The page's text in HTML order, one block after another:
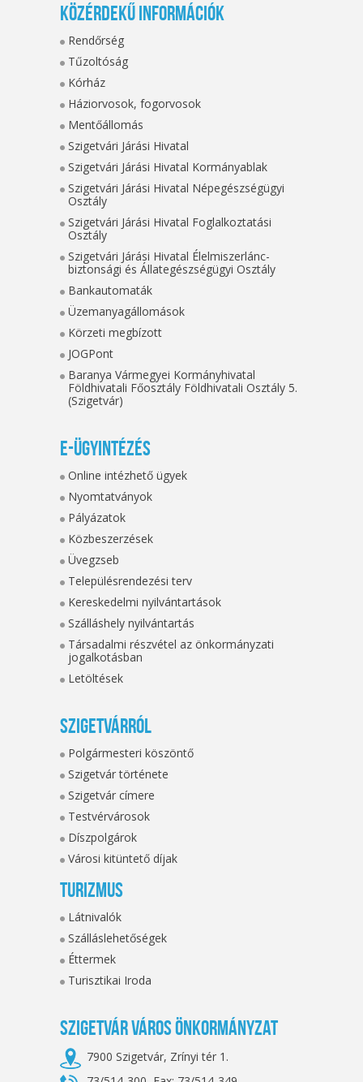
Közérdekű információk
Rendőrség
Tűzoltóság
Kórház
Háziorvosok, fogorvosok
Mentőállomás
Szigetvári Járási Hivatal
Szigetvári Járási Hivatal Kormányablak
Szigetvári Járási Hivatal Népegészségügyi
Osztály
Szigetvári Járási Hivatal Foglalkoztatási
Osztály
Szigetvári Járási Hivatal Élelmiszerlánc-
biztonsági és Állategészségügyi Osztály
Bankautomaták
Üzemanyagállomások
Körzeti megbízott
JOGPont
Baranya Vármegyei Kormányhivatal
Földhivatali Főosztály Földhivatali Osztály 5.
(Szigetvár)
E-ügyintézés
Online intézhető ügyek
Nyomtatványok
Pályázatok
Közbeszerzések
Üvegzseb
Településrendezési terv
Kereskedelmi nyilvántartások
Szálláshely nyilvántartás
Társadalmi részvétel az önkormányzati
jogalkotásban
Letöltések
Szigetvárról
Polgármesteri köszöntő
Szigetvár története
Szigetvár címere
Testvérvárosok
Díszpolgárok
Városi kitüntető díjak
Turizmus
Látnivalók
Szálláslehetőségek
Éttermek
Turisztikai Iroda
Szigetvár Város Önkormányzat
7900 Szigetvár, Zrínyi tér 1.